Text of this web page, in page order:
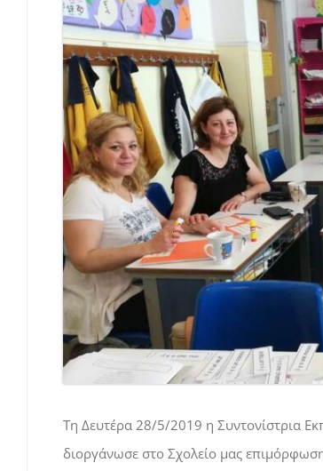
Τη Δευτέρα 28/5/2019 η Συντονίστρια
διοργάνωσε στο Σχολείο μας